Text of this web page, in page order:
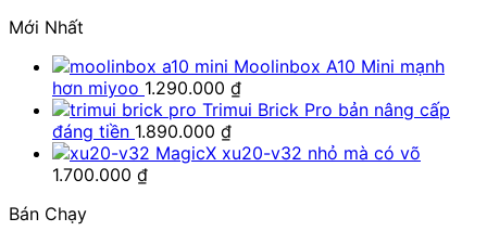
Mới Nhất
Moolinbox A10 Mini mạnh
hơn miyoo 1.290.000 ₫
Trimui Brick Pro bản nâng cấp
đáng tiền 1.890.000 ₫
MagicX xu20-v32 nhỏ mà có võ
1.700.000 ₫
Bán Chạy